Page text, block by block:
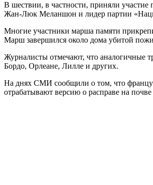
В шествии, в частности, приняли
Жан-Люк Меланшон и лидер партии
Многие участники марша памяти
Марш завершился около дома убитой
Журналисты отмечают, что аналогичные
Бордо, Орлеане, Лилле и других.
На днях СМИ сообщили о том, что
отрабатывают версию о расправе на